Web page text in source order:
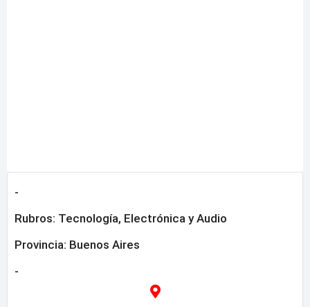
-
Rubros: Tecnología, Electrónica y Audio
Provincia: Buenos Aires
-